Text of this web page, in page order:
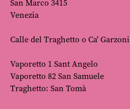
San Marco 3415
Venezia
Calle del Traghetto o Ca' Garzoni
Vaporetto 1 Sant Angelo
Vaporetto 82 San Samuele
Traghetto: San Tomà